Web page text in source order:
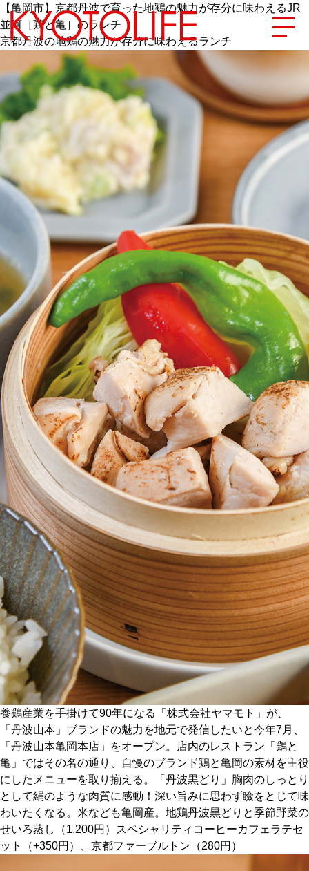
エリアから探す
地図から探す
カテゴリーから探す
SPECIAL
NEW OPEN
SERIES
CULTURE
ABOUT US
Instagram
チケットプレゼント応募
MAIN MENU
SERIES
カレーが好き
京都おやつクラブ
私と店のはなし
今月の京みやげ
京都の書店
CULTURE
【亀岡市】京都丹波で育った地鶏の魅力が存分に味わえるJR
並河［鶏と亀］のランチ
京都丹波の地鶏の魅力が存分に味わえるランチ
養鶏産業を手掛けて90年になる「株式会社ヤマモト」が、
「丹波山本」ブランドの魅力を地元で発信したいと今年7月、
「丹波山本亀岡本店」をオープン。店内のレストラン「鶏と
亀」ではその名の通り、自慢のブランド鶏と亀岡の素材を主役
にしたメニューを取り揃える。「丹波黒どり」胸肉のしっとり
として絹のような肉質に感動！深い旨みに思わず瞼をとじて味
わいたくなる。米なども亀岡産。地鶏丹波黒どりと季節野菜の
せいろ蒸し（1,200円）スペシャリティコーヒーカフェラテセ
ット（+350円）、京都ファーブルトン（280円）